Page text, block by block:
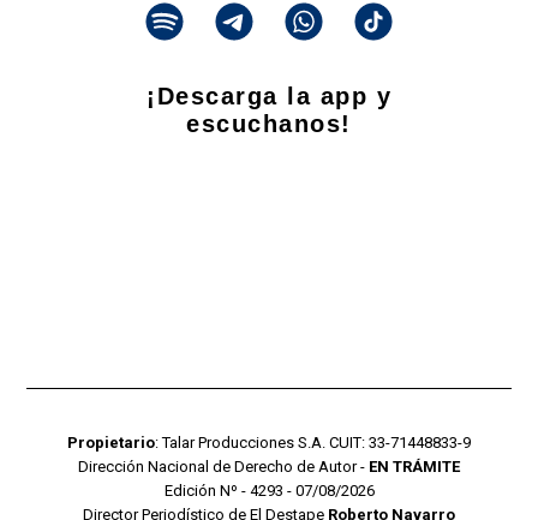
¡Descarga la app y
escuchanos!
Propietario: Talar Producciones S.A. CUIT: 33-71448833-9
Dirección Nacional de Derecho de Autor - EN TRÁMITE
Edición Nº - 4293 - 07/08/2026
Director Periodístico de El Destape Roberto Navarro